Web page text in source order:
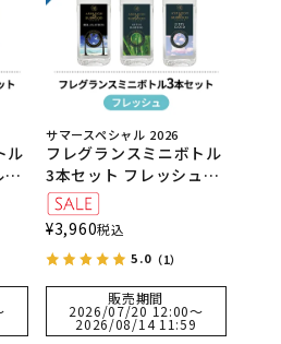
ル
サマースペシャル 2026
フレグランスミニボトル
3本セット フレッシュ
（リラクゼーション・グ
リーンバンブー・エブリ
クラウド）
¥3,960税込
5.0（1）
販売期間
2026/07/20 12:00〜
2026/08/14 11:59